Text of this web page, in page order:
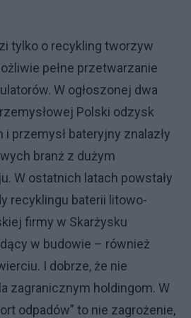
tylko o recykling tworzyw
pełne przetwarzanie
W ogłoszonej dwa
Polski odzysk
przemysł bateryjny znalazły
branż z dużym
W ostatnich latach powstały
recyklingu baterii litowo-
firmy w Skarżysku
w budowie – również
I dobrze, że nie
zagranicznym holdingom. W
odpadów” to nie zagrożenie,